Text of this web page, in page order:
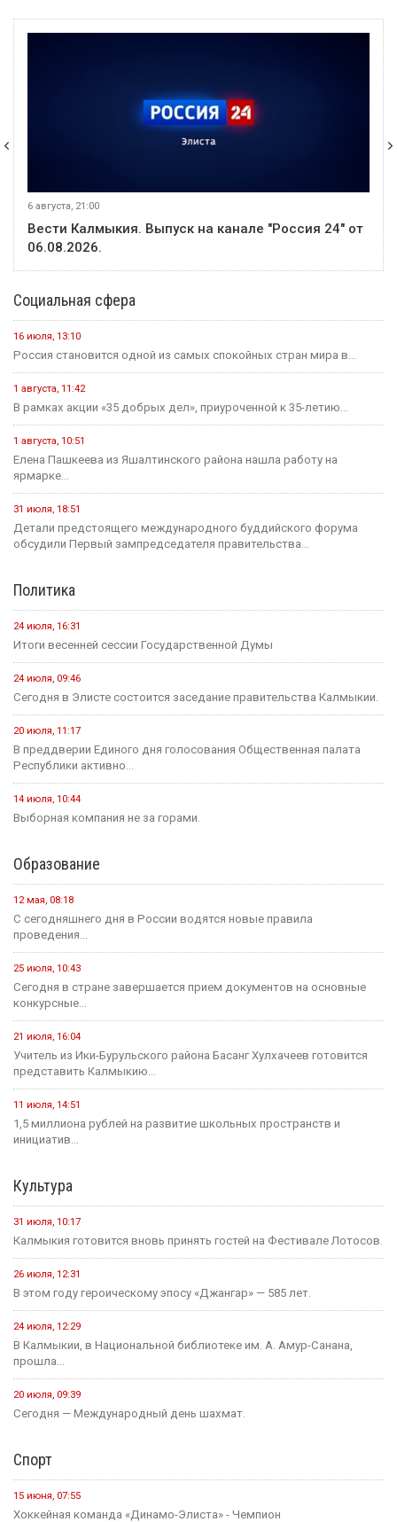
6 августа, 21:00
Вести Калмыкия. Выпуск на канале "Россия 24" от
06.08.2026.
Социальная сфера
16 июля, 13:10
Россия становится одной из самых спокойных стран мира в...
1 августа, 11:42
В рамках акции «35 добрых дел», приуроченной к 35-летию...
1 августа, 10:51
Елена Пашкеева из Яшалтинского района нашла работу на
ярмарке...
31 июля, 18:51
Детали предстоящего международного буддийского форума
обсудили Первый зампредседателя правительства...
Политика
24 июля, 16:31
Итоги весенней сессии Государственной Думы
24 июля, 09:46
Сегодня в Элисте состоится заседание правительства Калмыкии.
20 июля, 11:17
В преддверии Единого дня голосования Общественная палата
Республики активно...
14 июля, 10:44
Выборная компания не за горами.
Образование
12 мая, 08:18
С сегодняшнего дня в России водятся новые правила
проведения...
25 июля, 10:43
Сегодня в стране завершается прием документов на основные
конкурсные...
21 июля, 16:04
Учитель из Ики-Бурульского района Басанг Хулхачеев готовится
представить Калмыкию...
11 июля, 14:51
1,5 миллиона рублей на развитие школьных пространств и
инициатив...
Культура
31 июля, 10:17
Калмыкия готовится вновь принять гостей на Фестивале Лотосов.
26 июля, 12:31
В этом году героическому эпосу «Джангар» — 585 лет.
24 июля, 12:29
В Калмыкии, в Национальной библиотеке им. А. Амур-Санана,
прошла...
20 июля, 09:39
Сегодня — Международный день шахмат.
Спорт
15 июня, 07:55
Хоккейная команда «Динамо-Элиста» - Чемпион